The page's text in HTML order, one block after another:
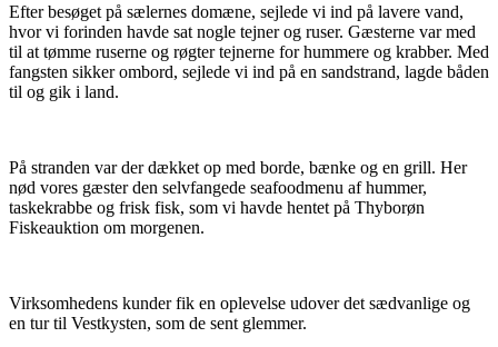
Efter besøget på sælernes domæne, sejlede vi ind på lavere vand,
hvor vi forinden havde sat nogle tejner og ruser. Gæsterne var med
til at tømme ruserne og røgter tejnerne for hummere og krabber. Med
fangsten sikker ombord, sejlede vi ind på en sandstrand, lagde båden
til og gik i land.
På stranden var der dækket op med borde, bænke og en grill. Her
nød vores gæster den selvfangede seafoodmenu af hummer,
taskekrabbe og frisk fisk, som vi havde hentet på Thyborøn
Fiskeauktion om morgenen.
Virksomhedens kunder fik en oplevelse udover det sædvanlige og
en tur til Vestkysten, som de sent glemmer.